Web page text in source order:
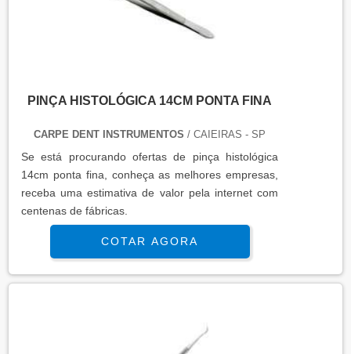
PINÇA HISTOLÓGICA 14CM PONTA FINA
CARPE DENT INSTRUMENTOS / CAIEIRAS - SP
Se está procurando ofertas de pinça histológica
14cm ponta fina, conheça as melhores empresas,
receba uma estimativa de valor pela internet com
centenas de fábricas.
COTAR AGORA